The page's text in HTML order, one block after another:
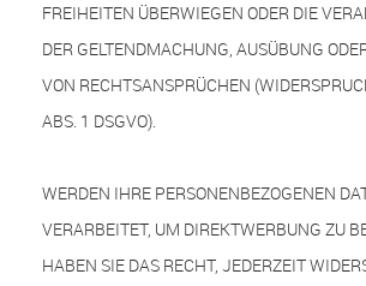
FREIHEITEN ÜBERWIEGEN ODER DIE
DER GELTENDMACHUNG, AUSÜBUNG
VON RECHTSANSPRÜCHEN
ABS. 1 DSGVO).
WERDEN IHRE PERSONENBEZOGENEN
VERARBEITET, UM DIREKTWERBUNG ZU
HABEN SIE DAS RECHT, JEDERZEIT